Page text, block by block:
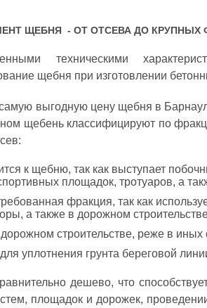
ЩЕБНЯ - ОТ ОТСЕВА ДО КРУПНЫХ
техническими
щебня при изготовлении
выгодную цену щебня в
щебень классифицируют по
к щебню, так как выступает
площадок, тротуаров, а
фракция, так как
а также в дорожном
строительстве, реже в иных
уплотнения грунта береговой
дешево, что
площадок и дорожек,